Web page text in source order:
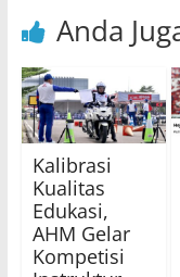
Anda
Kalibrasi
Kualitas
Edukasi,
AHM Gelar
Kompetisi